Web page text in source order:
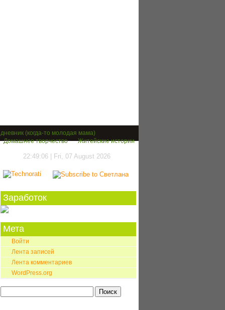
(когда-то молодая мама)
Домашнее творчество
Житейские истории
22:49:07 | Fri, 07 August 2026
Заработок
Мета
Войти
Лента записей
Лента комментариев
WordPress.org
Найти: